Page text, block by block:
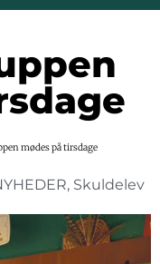
mødes på tirsdage
, Skuldelev